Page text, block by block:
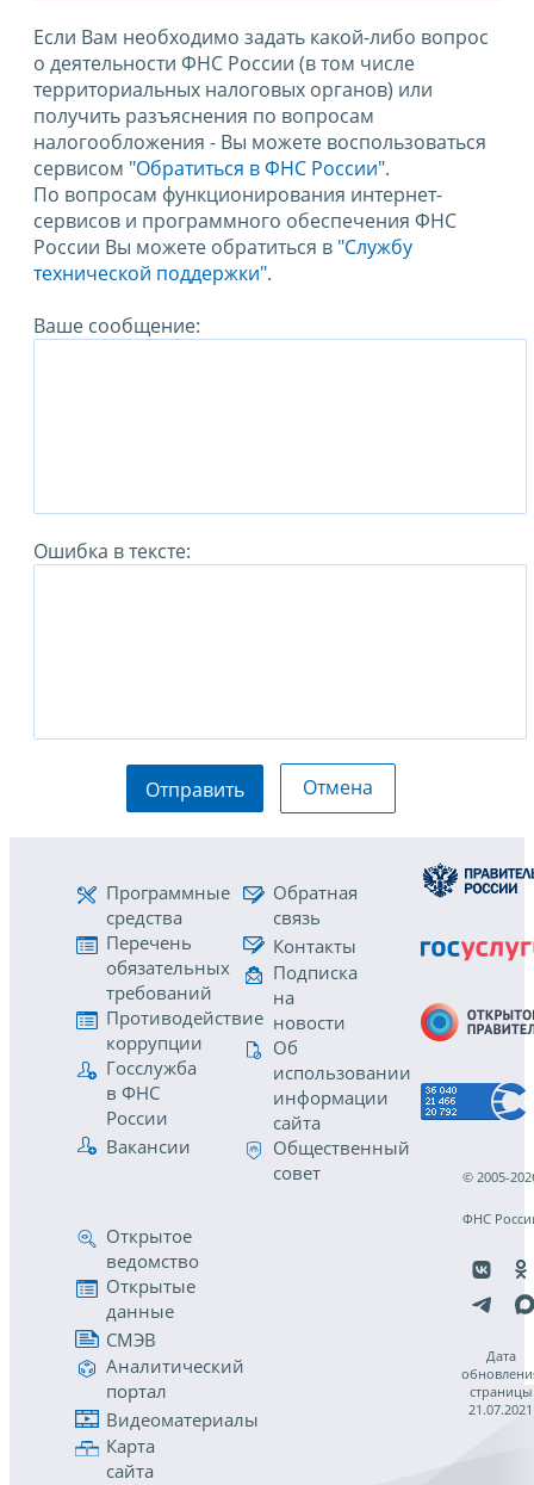
Если Вам необходимо задать какой-либо вопрос
о деятельности ФНС России (в том числе
территориальных налоговых органов) или
получить разъяснения по вопросам
налогообложения - Вы можете воспользоваться
сервисом "Обратиться в ФНС России".
По вопросам функционирования интернет-
сервисов и программного обеспечения ФНС
России Вы можете обратиться в "Службу
технической поддержки".
Ваше сообщение:
Ошибка в тексте:
Отправить Отмена
Программные
средства
Перечень
обязательных
требований
Противодействие
коррупции
Госслужба
в ФНС
России
Вакансии
Обратная
связь
Контакты
Подписка
на
новости
Об
использовании
информации
сайта
Общественный
совет
Открытое
ведомство
Открытые
данные
СМЭВ
Аналитический
портал
Видеоматериалы
Карта
сайта
© 2005-
ФНС
Дата
страницы
21.07.2021